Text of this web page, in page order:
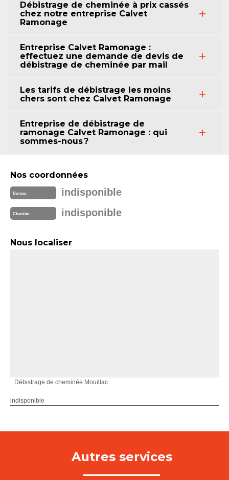
Débistrage de cheminée à prix cassés
chez notre entreprise Calvet
Ramonage
Entreprise Calvet Ramonage :
effectuez une demande de devis de
débistrage de cheminée par mail
Les tarifs de débistrage les moins
chers sont chez Calvet Ramonage
Entreprise de débistrage de
ramonage Calvet Ramonage : qui
sommes-nous ?
Nos coordonnées
Bureau indisponible
Chantier indisponible
Nous localiser
Débistrage de cheminée Mouillac
indisponible
Autres services